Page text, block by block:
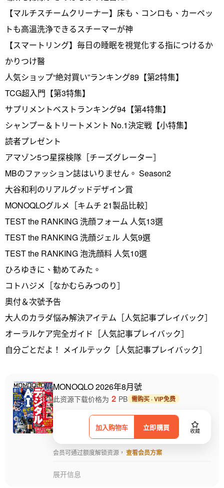
【マルチスチームクリーナー】床も、コンロも、カーペッ
トも高溫洗浄できるスチーマーが神
【スマートリング】毎日の睡眠を視覚化する指につけるか
かりつけ醫
人気ショップ“絶対買い”ランキング89【第2特集】
TCG超入門【第3特集】
サプリメントベストランキング94【第4特集】
シャンプー＆トリートメント No.1決定戦【小特集】
読者プレゼント
アマゾン5つ星探検隊［チーズグレーター］
MBのファッション誌はいりません。 Season2
大谷和利のリアルグッドデザイン賞
MONOQLOグルメ［キムチ 21製品比較］
TEST the RANKING 洗顔フォーム 人気13選
TEST the RANKING 洗顔ジェル 人気9選
TEST the RANKING 泡洗顔料 人気10選
ひろゆきに、勧めてみた。
コトハジメ［なかむらみつのり］
奧付＆次號予告
大人のカラダ悩み解決アイテム［人気記事プレイバック］
オーラルケア完全ガイド［人気記事プレイバック］
自分ごとだよ！ メイルテック［人気記事プレイバック］
MONOQLO 2026年8月號
加入购物车 立即購買 收藏
此资源下载价格为 2 PB 需购买 · VIP免费
会员可通过额度解锁资源， 查看会员方案
展开信息